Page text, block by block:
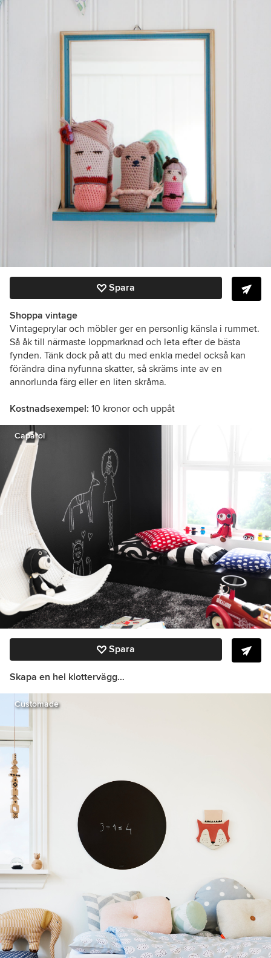
Spara
Shoppa vintage
Vintageprylar och möbler ger en personlig känsla i rummet.
Så åk till närmaste loppmarknad och leta efter de bästa
fynden. Tänk dock på att du med enkla medel också kan
förändra dina nyfunna skatter, så skräms inte av en
annorlunda färg eller en liten skråma.
Kostnadsexempel: 10 kronor och uppåt
Caparol
Spara
Skapa en hel klottervägg…
Customade